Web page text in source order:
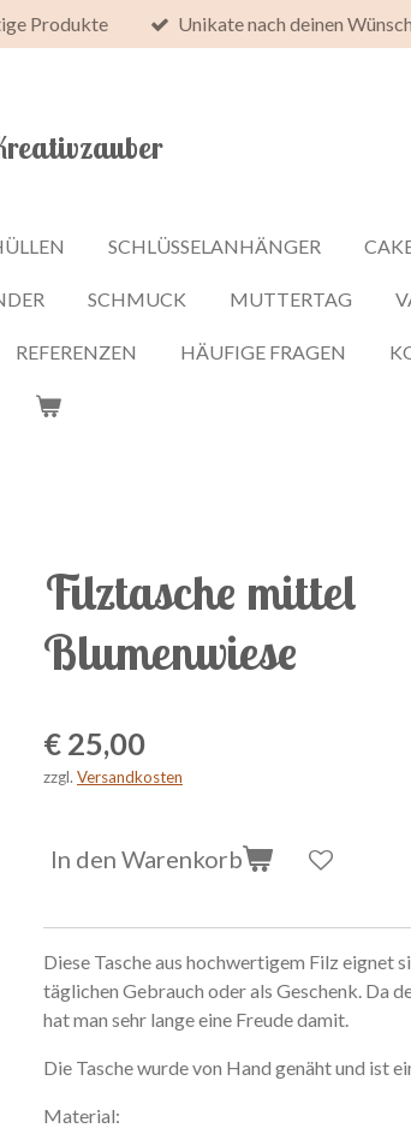
Produkte Unikate nach deinen
SCHLÜSSELANHÄNGER
SCHMUCK MUTTERTAG
REFERENZEN HÄUFIGE FRAGEN
Filztasche mittel
Blumenwiese
€ 25,00
zzgl. Versandkosten
In den Warenkorb
Diese Tasche aus hochwertigem Filz eignet
täglichen Gebrauch oder als Geschenk. Da
hat man sehr lange eine Freude damit.
Die Tasche wurde von Hand genäht und ist
Material: